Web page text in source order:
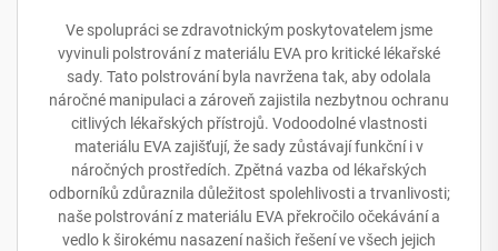
Ve spolupráci se zdravotnickým poskytovatelem jsme
vyvinuli polstrování z materiálu EVA pro kritické lékařské
sady. Tato polstrování byla navržena tak, aby odolala
náročné manipulaci a zároveň zajistila nezbytnou ochranu
citlivých lékařských přístrojů. Vodoodolné vlastnosti
materiálu EVA zajišťují, že sady zůstávají funkční i v
náročných prostředích. Zpětná vazba od lékařských
odborníků zdůraznila důležitost spolehlivosti a trvanlivosti;
naše polstrování z materiálu EVA překročilo očekávání a
vedlo k širokému nasazení našich řešení ve všech jejich